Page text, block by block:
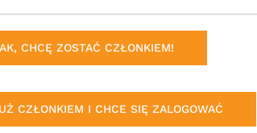
CHCĘ ZOSTAĆ CZŁONKIEM!
CZŁONKIEM I CHCE SIĘ ZALOGOWAĆ